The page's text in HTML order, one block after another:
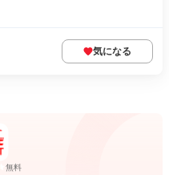
気になる
無料